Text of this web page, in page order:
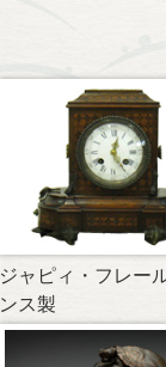
ジャピィ・フレー
ンス製